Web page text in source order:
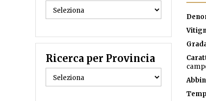
Ricerca per Provincia